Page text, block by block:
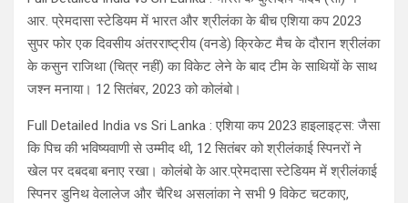
आर. प्रेमदासा स्टेडियम में भारत और श्रीलंका के बीच एशिया कप 2023
सुपर फोर एक दिवसीय अंतरराष्ट्रीय (वनडे) क्रिकेट मैच के दौरान श्रीलंका
के कसुन राजिथा (चित्र नहीं) का विकेट लेने के बाद टीम के साथियों के साथ
जश्न मनाया। 12 सितंबर, 2023 को कोलंबो।
Full Detailed India vs Sri Lanka : एशिया कप 2023 हाइलाइट्स: जैसा
कि पिच की भविष्यवाणी से उम्मीद थी, 12 सितंबर को श्रीलंकाई स्पिनरों ने
खेल पर दबदबा बनाए रखा। कोलंबो के आर.प्रेमदासा स्टेडियम में श्रीलंकाई
स्पिनर डुनिथ वेलालेज और चैरिथ असलांका ने सभी 9 विकेट चटकाए,